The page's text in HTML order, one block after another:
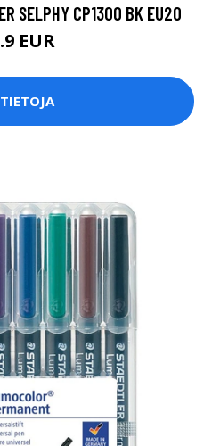
SELPHY CP1300 BK EU20
EUR